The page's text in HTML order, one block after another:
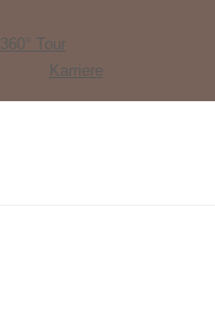
360° Tour
Karriere